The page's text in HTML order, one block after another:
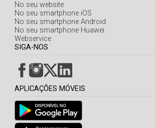
No seu website
No seu smartphone iOS
No seu smartphone Android
No seu smartphone Huawei
Webservice
SIGA-NOS
APLICAÇÕES MÓVEIS